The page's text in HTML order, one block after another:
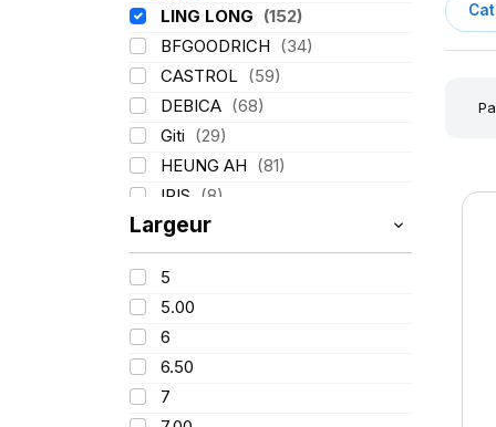
LING LONG (152)
BFGOODRICH (34)
CASTROL (59)
DEBICA (68)
Giti (29)
HEUNG AH (81)
IRIS (8)
ITALMATIC
KLEBER (116)
LASSA
MICHELIN
MITAS
Mondolfo ferro
PIRELLI
Largeur
5
5.00
6
6.50
7